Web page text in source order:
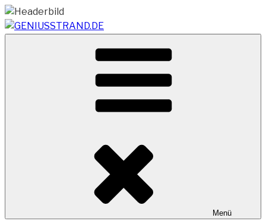
Zum
Inhalt
springen
GENIUSSTRAND.DE
Vom Geniusstrand zum JadeWeserPort/Container
Terminal Wilhelmshaven
Menü